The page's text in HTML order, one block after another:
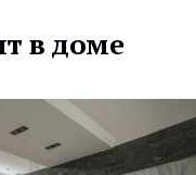
в доме